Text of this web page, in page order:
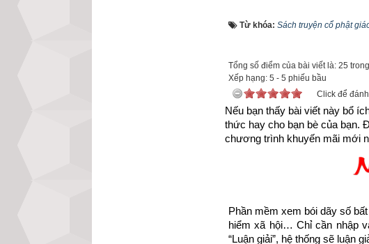
Như vậy chúng ta đang
Từ khóa: Sách truyện cổ phật
Tổng số điểm của bài viết là: 25
Xếp hạng: 5 - 5 phiếu bầu
Click để
Nếu bạn thấy bài viết này bổ
thức hay cho bạn bè của bạn.
chương trình khuyến mãi mới
Phần mềm xem bói dãy số
hiểm xã hội… Chỉ cần nhập
“Luận giải”, hệ thống sẽ luận